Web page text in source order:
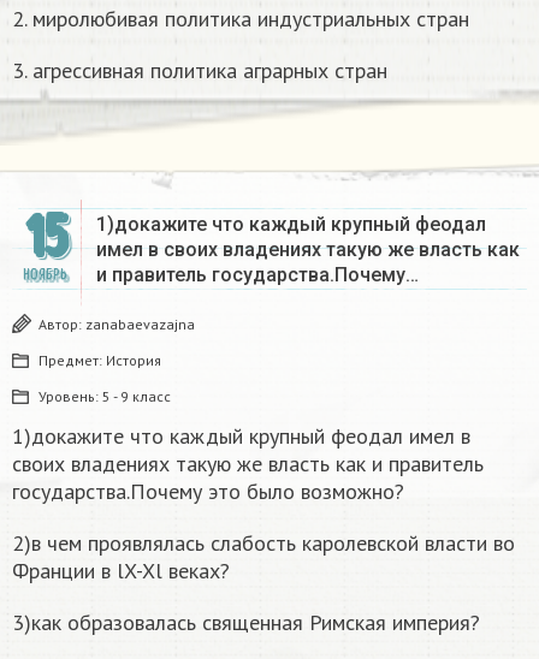
2. миролюбивая политика индустриальных стран
3. агрессивная политика аграрных стран
15
НОЯБРЬ
1)докажите что каждый крупный феодал
имел в своих владениях такую же власть как
и правитель государства.Почему…
Автор: zanabaevazajna
Предмет: История
Уровень: 5 - 9 класс
1)докажите что каждый крупный феодал имел в
своих владениях такую же власть как и правитель
государства.Почему это было возможно?
2)в чем проявлялась слабость каролевской власти во
Франции в lX-Xl веках?
3)как образовалась священная Римская империя?